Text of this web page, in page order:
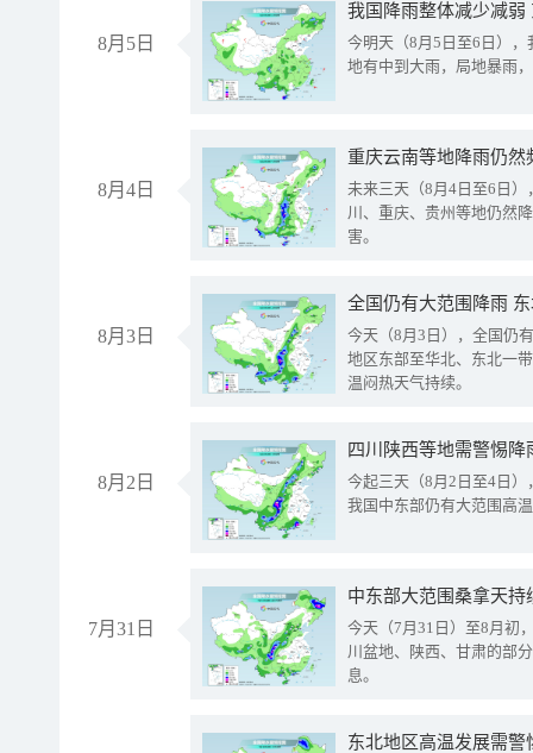
8月5日
我国降雨整体减少减弱
今明天（8月5日至6日）
地有中到大雨，局地暴雨
8月4日
重庆云南等地降雨仍然
未来三天（8月4日至6日
川、重庆、贵州等地仍然
害。
8月3日
全国仍有大范围降雨
今天（8月3日），全国仍
地区东部至华北、东北一
温闷热天气持续。
8月2日
今起三天（8月2日至4日
我国中东部仍有大范围高
7月31日
中东部大范围桑拿天
今天（7月31日）至8月初
川盆地、陕西、甘肃的部
息。
东北地区高温发展需